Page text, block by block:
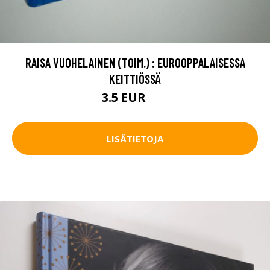
RAISA VUOHELAINEN (TOIM.) : EUROOPPALAISESSA
KEITTIÖSSÄ
3.5 EUR
LISÄTIETOJA